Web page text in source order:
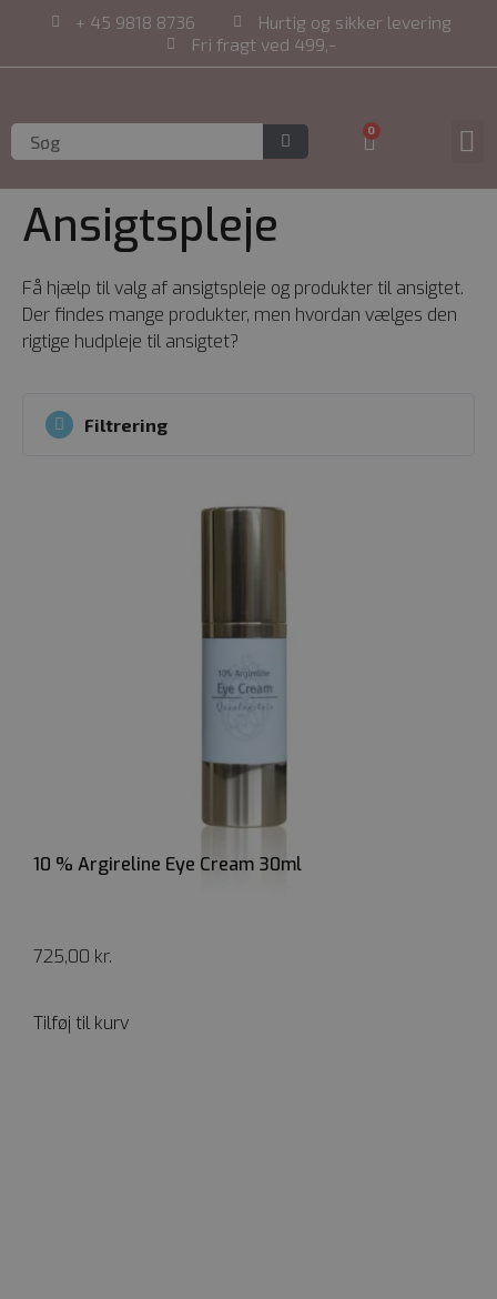
+ 45 9818 8736
Hurtig og sikker levering
Fri fragt ved 499,-
0
Ansigtspleje
Få hjælp til valg af ansigtspleje og produkter til ansigtet.
Der findes mange produkter, men hvordan vælges den
rigtige hudpleje til ansigtet?
Filtrering
10 % Argireline Eye Cream 30ml
725,00 kr.
Tilføj til kurv